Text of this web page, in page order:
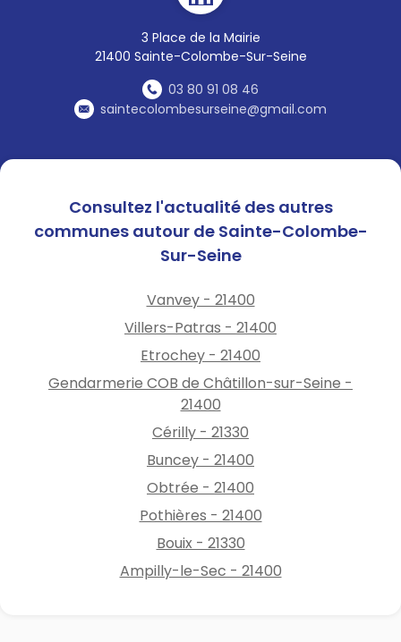
3 Place de la Mairie
21400 Sainte-Colombe-Sur-Seine
03 80 91 08 46
saintecolombesurseine@gmail.com
Consultez l'actualité des autres
communes autour de Sainte-Colombe-
Sur-Seine
Vanvey - 21400
Villers-Patras - 21400
Etrochey - 21400
Gendarmerie COB de Châtillon-sur-Seine -
21400
Cérilly - 21330
Buncey - 21400
Obtrée - 21400
Pothières - 21400
Bouix - 21330
Ampilly-le-Sec - 21400